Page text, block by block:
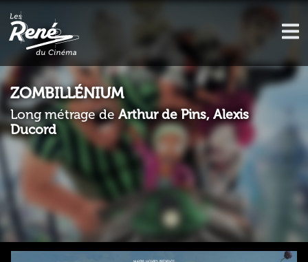
ZOMBILLÉNIUM
Long métrage deArthur de Pins, Alexis
Ducord